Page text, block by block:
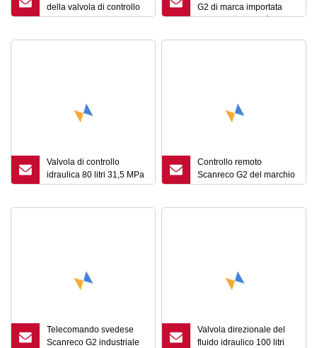
della valvola di controllo
del joystick compatto a 2
G2 di marca importata
OEM di alta qualità con
Valvola di controllo
idraulica 80 litri 31,5 MPa
Controllo manuale a 5
Controllo remoto
Scanreco G2 del marchio
di importazione svedese
Telecomando svedese
Scanreco G2 industriale
Valvola direzionale del
fluido idraulico 100 litri